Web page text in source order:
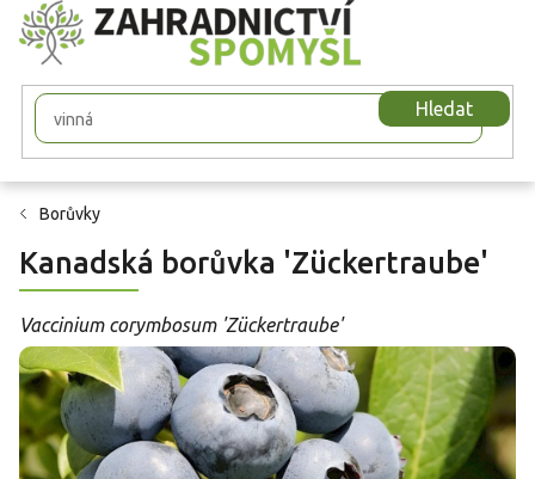
Přejít
na
obsah
Hledat
Borůvky
Kanadská borůvka 'Zückertraube'
Vaccinium corymbosum 'Zückertraube'